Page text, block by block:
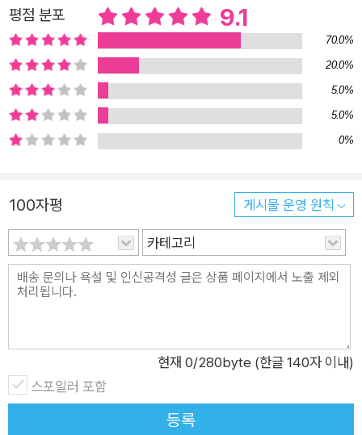
수록 무지해지는 지(知)의 무의미함을 표현하기 위한 말이었지
만, 저자는 문자 그대로 자신의 불완전함을 드러내기 위해 사용한
다. 큰 부상을 입고 병원에 입원했던 시기, 휠체어를 타고 타인에
게 의존해야만 생활할 수 있는 처지에 놓였던 적이 있는 저자는
일본 문학연구가 아라이 유키의 저서 《휠체어 옆에 선 사람: 장애
로 보는 삶의 어려움》의 한 구절을 인용해 ‘불완전함’에 관한 생
각을 풀어낸다. 휠체어를 탄 장애인과 그 옆에 선 사람을 볼 때,
장애인은 돌봄이 필요한 일방적인 대상으로 여겨진다. 아라이 유
키의 표현대로라면 ‘상상력이 한쪽으로 쏠리는 관계’인 것이다.
하지만 아오키 미아코가 떠올린 관계는 조금 다르다. 휠체어를 탄
자신은 ‘장애가 있는 사람’이기도 하지만 동시에 ‘도서관 직원’이
다. 몸이 불편해서 타인의 도움을 받아야 하지만, 도서관을 이용
는 약을 먹고 잔 탓에 개관 시간이 임박해서야 눈을 뜰 때도 있고,
도서관 안팎을 청소할 때도 혼자서 감당할 수 없게 되는 경우가
생긴다. 이럴 때 저자가 SNS에 도움을 청하면 기꺼이 돕는 사람
이 찾아와준다. 저자는 이들에게 도움을 받고, 자신의 장서를 개
평점 분포 9.1
70.0%
20.0%
5.0%
5.0%
0%
100자평 게시물 운영 원칙
카테고리
현재 0/280byte (한글 140자 이내)
스포일러 포함
등록